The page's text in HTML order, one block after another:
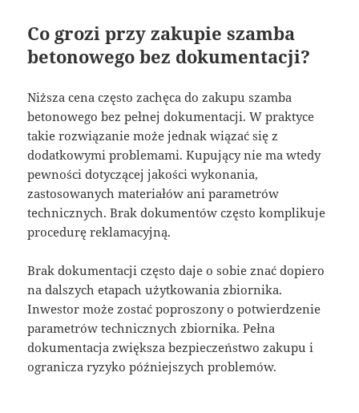
Co grozi przy zakupie szamba
betonowego bez dokumentacji?
Niższa cena często zachęca do zakupu szamba
betonowego bez pełnej dokumentacji. W praktyce
takie rozwiązanie może jednak wiązać się z
dodatkowymi problemami. Kupujący nie ma wtedy
pewności dotyczącej jakości wykonania,
zastosowanych materiałów ani parametrów
technicznych. Brak dokumentów często komplikuje
procedurę reklamacyjną.
Brak dokumentacji często daje o sobie znać dopiero
na dalszych etapach użytkowania zbiornika.
Inwestor może zostać poproszony o potwierdzenie
parametrów technicznych zbiornika. Pełna
dokumentacja zwiększa bezpieczeństwo zakupu i
ogranicza ryzyko późniejszych problemów.